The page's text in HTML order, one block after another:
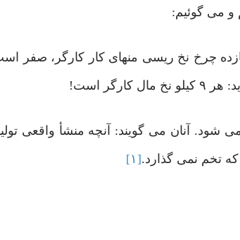
می گوئیم:
چرخ نخ ریسی منهای کار کارگر، صفر
می شود. آنان می گویند: آنچه منشأ واقعی
تخم نمی گذارد.[۱]